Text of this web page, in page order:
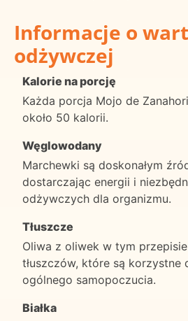
Informacje o
odżywczej
Kalorie na porcję
Każda porcja Mojo de
około 50 kalorii.
Węglowodany
Marchewki są doskonałym
dostarczając energii i
odżywczych dla organizmu.
Tłuszcze
Oliwa z oliwek w tym
tłuszczów, które są korzystne
ogólnego samopoczucia.
Białka